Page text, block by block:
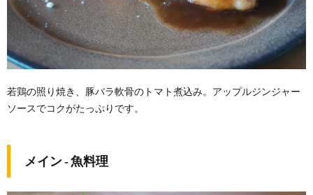
若鶏の照り焼き、豚バラ軟骨のトマト煮込み。アップルジンジャー
ソースでコクがたっぷりです。
メイン ‐ 魚料理